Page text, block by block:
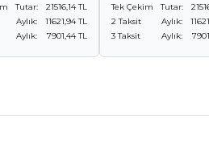
Tutar:
21516,14 TL
Aylık:
11621,94 TL
Aylık: 7901,44 TL
Tek Çekim Tutar:
2 Taksit
Aylık:
3 Taksit
Aylık: